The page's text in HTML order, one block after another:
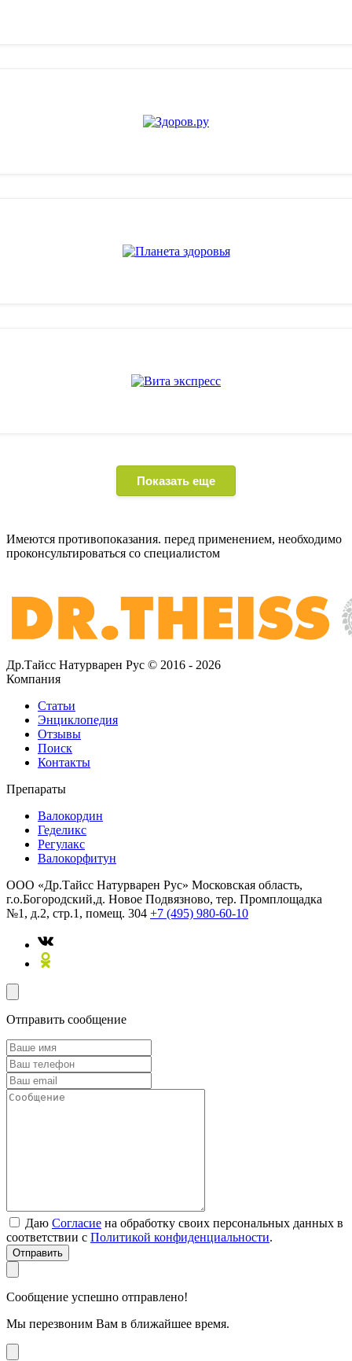
Показать еще
Имеются противопоказания. перед применением, необходимо
проконсультироваться со специалистом
Др.Тайсс Натурварен Рус © 2016 - 2026
Компания
Статьи
Энциклопедия
Отзывы
Поиск
Контакты
Препараты
Валокордин
Геделикс
Регулакс
Валокорфитун
ООО «Др.Тайсс Натурварен Рус» Московская область,
г.о.Богородский,д. Новое Подвязново, тер. Промплощадка
№1, д.2, стр.1, помещ. 304 +7 (495) 980-60-10
Отправить сообщение
Даю Согласие на обработку своих персональных данных в
соответствии с Политикой конфиденциальности.
Отправить
Сообщение успешно отправлено!
Мы перезвоним Вам в ближайшее время.